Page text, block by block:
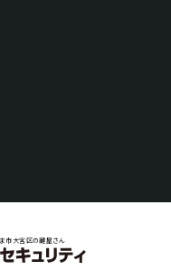
市大宮区の鍵屋さん